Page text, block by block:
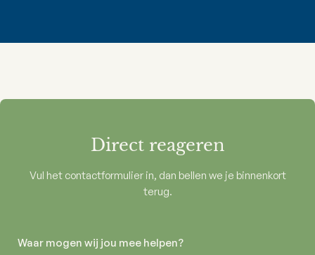
Direct reageren
Vul het contactformulier in, dan bellen we je binnenkort
terug.
Waar mogen wij jou mee helpen?